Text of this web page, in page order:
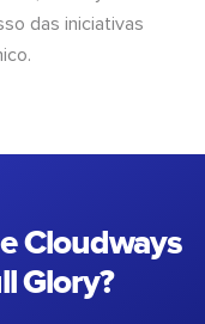
das iniciativas
Cloudways
Glory?